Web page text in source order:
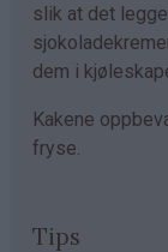
slik at det
dem i
Kakene
fryse.
Tips